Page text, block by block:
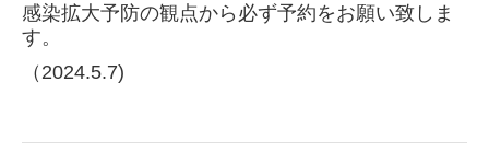
感染拡大予防の観点から必ず予約をお願い致しま
す。
（2024.5.7)